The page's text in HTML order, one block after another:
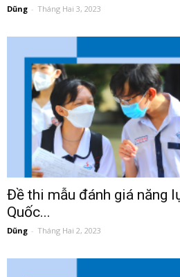
Dũng - Tháng Hai 3, 2023
Đề thi mẫu đánh giá năng
Quốc...
Dũng - Tháng Hai 2, 2023